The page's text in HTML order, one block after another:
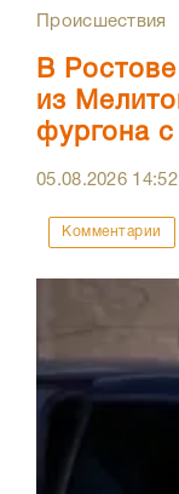
Происшествия
В
из
фургона
05.08.2026 14:52
Комментарии